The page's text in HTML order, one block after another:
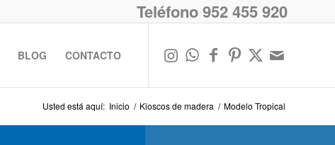
Teléfono 952 455 920
BLOG CONTACTO
Usted está aquí: Inicio / Kioscos de madera / Modelo Tropical